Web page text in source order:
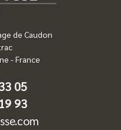
de Caudon
-France
05
93